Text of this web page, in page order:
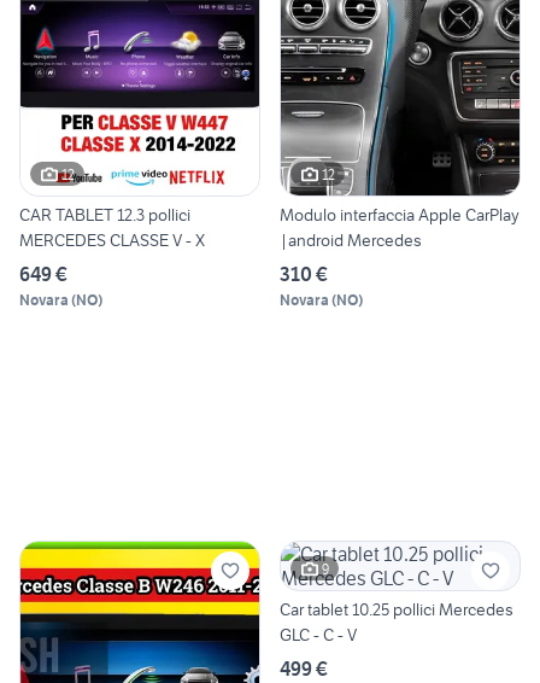
12
CAR TABLET 12.3 pollici
MERCEDES CLASSE V - X
649 €
Novara (NO)
12
Modulo interfaccia Apple CarPlay
|android Mercedes
310 €
Novara (NO)
9
Car tablet 10.25 pollici Mercedes
GLC - C - V
499 €